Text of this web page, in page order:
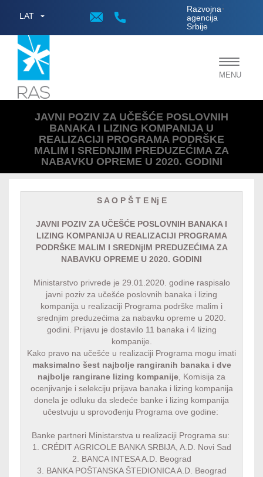
LAT
Razvojna
agencija
Srbije
;
Toggle
MENU
JAVNI POZIV ZA UČEŠĆE POSLOVNIH
BANAKA I LIZING KOMPANIJA U
REALIZACIJI PROGRAMA PODRŠKE
MALIM I SREDNJIM PREDUZEĆIMA ZA
NABAVKU OPREME U 2020. GODINI
S A O P Š T E Nj E
JAVNI POZIV ZA UČEŠĆE POSLOVNIH BANAKA I
LIZING KOMPANIJA U REALIZACIJI PROGRAMA
PODRŠKE MALIM I SREDNjIM PREDUZEĆIMA ZA
NABAVKU OPREME U 2020. GODINI
Ministarstvo privrede je 29.01.2020. godine raspisalo
javni poziv za učešće poslovnih banaka i lizing
kompanija u realizaciji Programa podrške malim i
srednjim preduzećima za nabavku opreme u 2020.
godini. Prijavu je dostavilo 11 banaka i 4 lizing
kompanije.
Kako pravo na učešće u realizaciji Programa mogu imati
maksimalno šest najbolje rangiranih banaka i dve
najbolje rangirane lizing kompanije , Komisija za
ocenjivanje i selekciju prijava banaka i lizing kompanija
donela je odluku da sledeće banke i lizing kompanija
učestvuju u sprovođenju Programa ove godine:
Banke partneri Ministarstva u realizaciji Programa su:
1.
CRÉDIT AGRICOLE BANKA SRBIJA, A.D. Novi Sad
2.
BANCA INTESA A.D. Beograd
3.
BANKA POŠTANSKA ŠTEDIONICA A.D. Beograd